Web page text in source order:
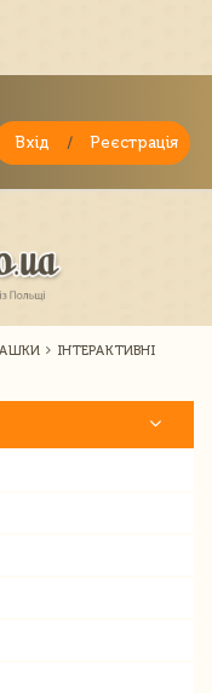
Вхід / Реєстрація
ІНТЕРАКТИВНІ